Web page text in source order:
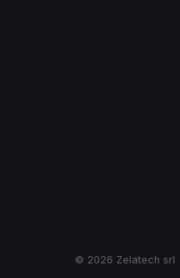
© 2026 Zelatech srl